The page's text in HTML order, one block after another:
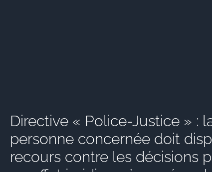
Directive « Police-Justice » :
personne concernée doit
recours contre les décisions